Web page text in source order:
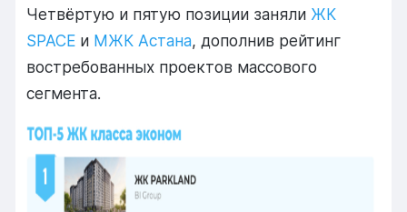
Четвёртую и пятую позиции заняли ЖК
SPACE и МЖК Астана, дополнив рейтинг
востребованных проектов массового
сегмента.